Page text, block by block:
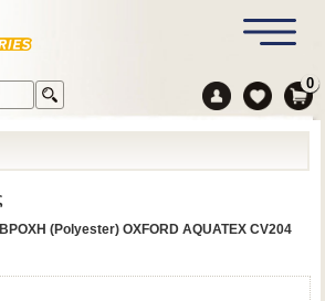
0
(Polyester) OXFORD AQUATEX CV204